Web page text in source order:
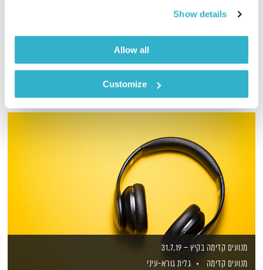
Show details
Allow all
Customize
מרפאים
אודיו
מנועים קדימה בקיץ – 31.7.19
מנועים קדימה
גלית גורא-עיני